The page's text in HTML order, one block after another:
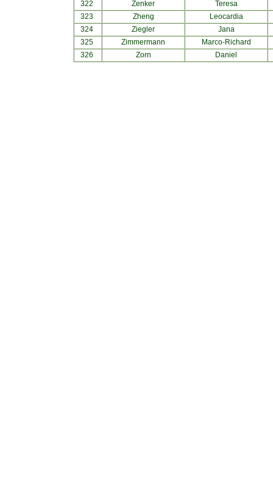
322 Zenker
Teresa
323
Zheng
Leocardia
324
Ziegler
Jana
325
Zimmermann
Marco-Richard
326
Zorn Daniel